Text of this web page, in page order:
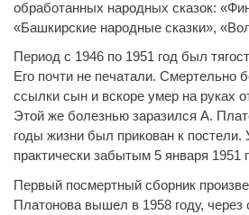
обработанных народных сказок:
«Башкирские народные сказки»,
Период с 1946 по 1951 год был
Его почти не печатали. Смертельно
ссылки сын и вскоре умер на руках
Этой же болезнью заразился А.
годы жизни был прикован к постели.
практически забытым 5 января 1951
Первый посмертный сборник
Платонова вышел в 1958 году, через